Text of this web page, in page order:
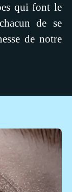
qui font le
de se
de notre